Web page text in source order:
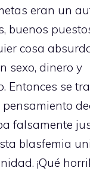
eran un
buenos
cosa
sexo, dinero y
Entonces se
falsamente
blasfemia
¡Qué